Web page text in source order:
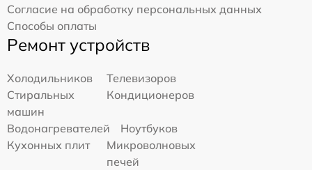
Согласие на обработку персональных данных
Способы оплаты
Ремонт устройств
Холодильников
Телевизоров
Стиральных
машин
Кондиционеров
Водонагревателей
Ноутбуков
Кухонных плит
Микроволновых
печей